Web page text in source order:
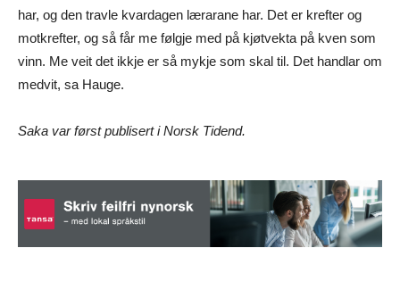
har, og den travle kvardagen lærarane har. Det er krefter og
motkrefter, og så får me følgje med på kjøtvekta på kven som
vinn. Me veit det ikkje er så mykje som skal til. Det handlar om
medvit, sa Hauge.
Saka var først publisert i Norsk Tidend.